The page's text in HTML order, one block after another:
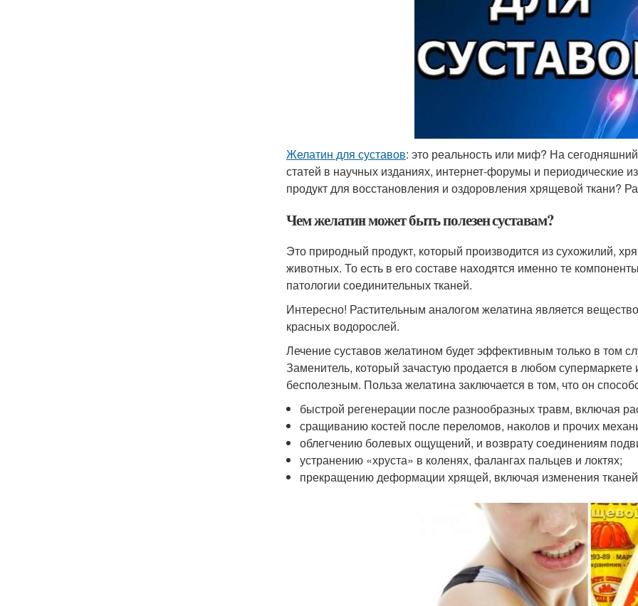
Желатин для суставов: это реальность или миф? На
статей в научных изданиях, интернет-форумы и периодические
продукт для восстановления и оздоровления хрящевой ткани?
Чем желатин может быть полезен суставам?
Это природный продукт, который производится из сухожилий,
животных. То есть в его составе находятся именно те
патологии соединительных тканей.
Интересно! Растительным аналогом желатина является
красных водорослей.
Лечение суставов желатином будет эффективным только в том
Заменитель, который зачастую продается в любом
бесполезным. Польза желатина заключается в том, что он
быстрой регенерации после разнообразных травм, включая
сращиванию костей после переломов, наколов и прочих
облегчению болевых ощущений, и возврату соединениям
устранению «хруста» в коленях, фалангах пальцев и локтях;
прекращению деформации хрящей, включая изменения тканей